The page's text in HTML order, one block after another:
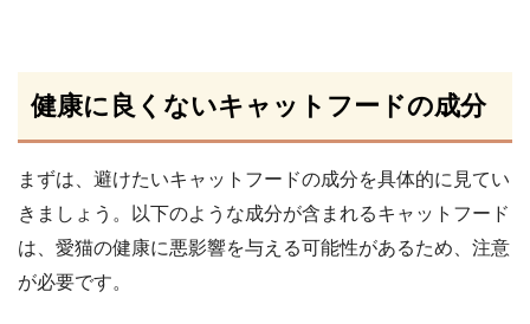
健康に良くないキャットフードの成分
まずは、避けたいキャットフードの成分を具体的に見てい
きましょう。以下のような成分が含まれるキャットフード
は、愛猫の健康に悪影響を与える可能性があるため、注意
が必要です。